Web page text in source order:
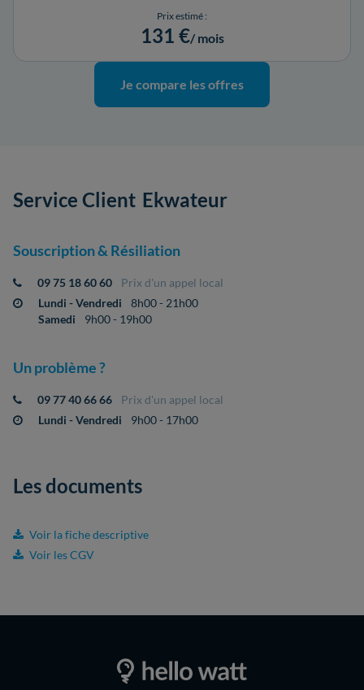
Prix estimé :
131 €/ mois
Je compare les offres
Ekwateur
Service Client
Souscription & Résiliation
09 75 18 60 60
Prix d'un appel local
Lundi - Vendredi
8h00 - 21h00
Samedi
9h00 - 19h00
Un problème ?
09 77 40 66 66
Prix d'un appel local
Lundi - Vendredi
9h00 - 17h00
Les documents
Voir la fiche descriptive
Voir les CGV